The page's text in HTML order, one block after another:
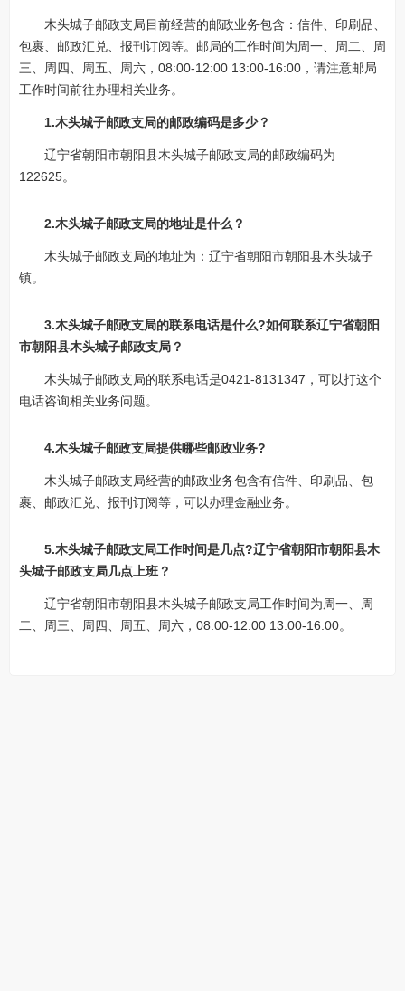
木头城子邮政支局目前经营的邮政业务包含：信件、印刷品、
包裹、邮政汇兑、报刊订阅等。邮局的工作时间为周一、周二、周
三、周四、周五、周六，08:00-12:00 13:00-16:00，请注意邮局
工作时间前往办理相关业务。
1.木头城子邮政支局的邮政编码是多少？
辽宁省朝阳市朝阳县木头城子邮政支局的邮政编码为
122625。
2.木头城子邮政支局的地址是什么？
木头城子邮政支局的地址为：辽宁省朝阳市朝阳县木头城子
镇。
3.木头城子邮政支局的联系电话是什么?如何联系辽宁省朝阳
市朝阳县木头城子邮政支局？
木头城子邮政支局的联系电话是0421-8131347，可以打这个
电话咨询相关业务问题。
4.木头城子邮政支局提供哪些邮政业务?
木头城子邮政支局经营的邮政业务包含有信件、印刷品、包
裹、邮政汇兑、报刊订阅等，可以办理金融业务。
5.木头城子邮政支局工作时间是几点?辽宁省朝阳市朝阳县木
头城子邮政支局几点上班？
辽宁省朝阳市朝阳县木头城子邮政支局工作时间为周一、周
二、周三、周四、周五、周六，08:00-12:00 13:00-16:00。